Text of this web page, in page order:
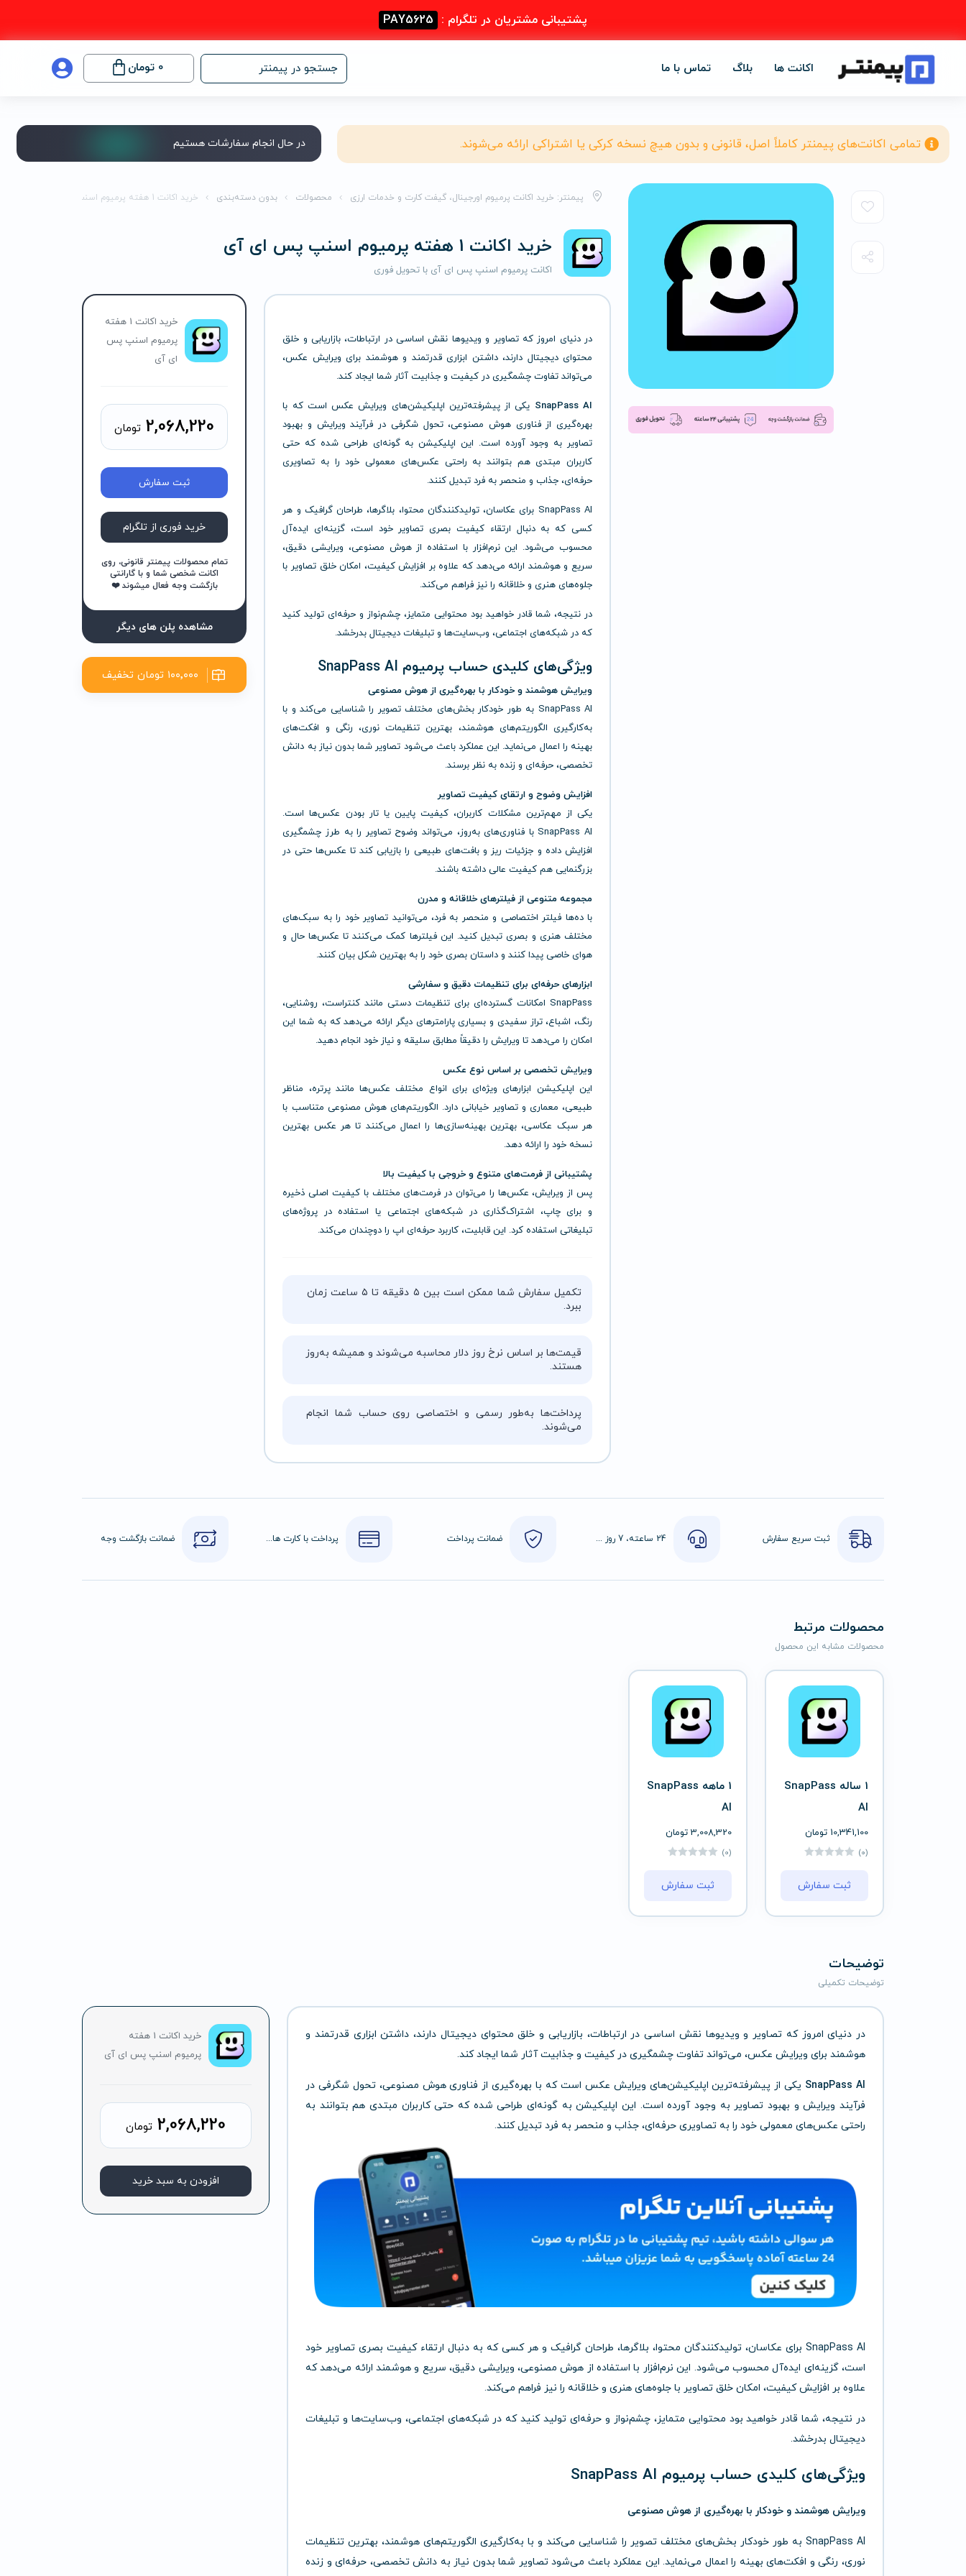
پشتیبانی مشتریان در تلگرام : PAY5625
اکانت ها بلاگ تماس با ما جستجو در پیمنتر 0 تومان
تمامی اکانت‌های پیمنتر کاملاً اصل، قانونی و بدون هیچ نسخه کرکی یا اشتراکی ارائه می‌شوند. در حال انجام سفارشات هستیم
پیمنتر: خرید اکانت پرمیوم اورجینال، گیفت کارت و خدمات ارزی محصولات بدون دسته‌بندی خرید اکانت 1 هفته پرمیوم اسنپ پس ای آی
خرید اکانت 1 هفته پرمیوم اسنپ پس ای آی
اکانت پرمیوم اسنپ پس ای آی با تحویل فوری
در دنیای امروز که تصاویر و ویدیوها نقش اساسی در ارتباطات، بازاریابی و خلق
محتوای دیجیتال دارند، داشتن ابزاری قدرتمند و هوشمند برای ویرایش عکس،
می‌تواند تفاوت چشمگیری در کیفیت و جذابیت آثار شما ایجاد کند.
SnapPass AI یکی از پیشرفته‌ترین اپلیکیشن‌های ویرایش عکس است که با
بهره‌گیری از فناوری هوش مصنوعی، تحول شگرفی در فرآیند ویرایش و بهبود
تصاویر به وجود آورده است. این اپلیکیشن به گونه‌ای طراحی شده که حتی
کاربران مبتدی هم بتوانند به راحتی عکس‌های معمولی خود را به تصاویری
حرفه‌ای، جذاب و منحصر به فرد تبدیل کنند.
SnapPass AI برای عکاسان، تولیدکنندگان محتوا، بلاگرها، طراحان گرافیک و هر
کسی که به دنبال ارتقاء کیفیت بصری تصاویر خود است، گزینه‌ای ایده‌آل
محسوب می‌شود. این نرم‌افزار با استفاده از هوش مصنوعی، ویرایشی دقیق،
سریع و هوشمند ارائه می‌دهد که علاوه بر افزایش کیفیت، امکان خلق تصاویر با
جلوه‌های هنری و خلاقانه را نیز فراهم می‌کند.
در نتیجه، شما قادر خواهید بود محتوایی متمایز، چشم‌نواز و حرفه‌ای تولید کنید
که در شبکه‌های اجتماعی، وب‌سایت‌ها و تبلیغات دیجیتال بدرخشد.
ویژگی‌های کلیدی حساب پرمیوم SnapPass AI
ویرایش هوشمند و خودکار با بهره‌گیری از هوش مصنوعی
SnapPass AI به طور خودکار بخش‌های مختلف تصویر را شناسایی می‌کند و با
به‌کارگیری الگوریتم‌های هوشمند، بهترین تنظیمات نوری، رنگی و افکت‌های
بهینه را اعمال می‌نماید. این عملکرد باعث می‌شود تصاویر شما بدون نیاز به دانش
تخصصی، حرفه‌ای و زنده به نظر برسند.
افزایش وضوح و ارتقای کیفیت تصاویر
یکی از مهم‌ترین مشکلات کاربران، کیفیت پایین یا تار بودن عکس‌ها است.
SnapPass AI با فناوری‌های به‌روز، می‌تواند وضوح تصاویر را به طرز چشمگیری
افزایش داده و جزئیات ریز و بافت‌های طبیعی را بازیابی کند تا عکس‌ها حتی در
بزرگنمایی هم کیفیت عالی داشته باشند.
مجموعه متنوعی از فیلترهای خلاقانه و مدرن
با ده‌ها فیلتر اختصاصی و منحصر به فرد، می‌توانید تصاویر خود را به سبک‌های
مختلف هنری و بصری تبدیل کنید. این فیلترها کمک می‌کنند تا عکس‌ها حال و
هوای خاصی پیدا کنند و داستان بصری خود را به بهترین شکل بیان کنند.
ابزارهای حرفه‌ای برای تنظیمات دقیق و سفارشی
SnapPass امکانات گسترده‌ای برای تنظیمات دستی مانند کنتراست، روشنایی،
رنگ، اشباع، تراز سفیدی و بسیاری پارامترهای دیگر ارائه می‌دهد که به شما این
امکان را می‌دهد تا ویرایش را دقیقاً مطابق سلیقه و نیاز خود انجام دهید.
ویرایش تخصصی بر اساس نوع عکس
این اپلیکیشن ابزارهای ویژه‌ای برای انواع مختلف عکس‌ها مانند پرتره، مناظر
طبیعی، معماری و تصاویر خیابانی دارد. الگوریتم‌های هوش مصنوعی متناسب با
هر سبک عکاسی، بهترین بهینه‌سازی‌ها را اعمال می‌کنند تا هر عکس بهترین
نسخه خود را ارائه دهد.
پشتیبانی از فرمت‌های متنوع و خروجی با کیفیت بالا
پس از ویرایش، عکس‌ها را می‌توان در فرمت‌های مختلف با کیفیت اصلی ذخیره
و برای چاپ، اشتراک‌گذاری در شبکه‌های اجتماعی یا استفاده در پروژه‌های
تبلیغاتی استفاده کرد. این قابلیت، کاربرد حرفه‌ای اپ را دوچندان می‌کند.
تکمیل سفارش شما ممکن است بین ۵ دقیقه تا ۵ ساعت زمان
ببرد.
قیمت‌ها بر اساس نرخ روز دلار محاسبه می‌شوند و همیشه به‌روز
هستند.
پرداخت‌ها به‌طور رسمی و اختصاصی روی حساب شما انجام
می‌شوند.
خرید اکانت 1 هفته
پرمیوم اسنپ پس
ای آی
2,068,220 تومان
ثبت سفارش
خرید فوری از تلگرام
تمام محصولات پیمنتر قانونی، روی
اکانت شخصی شما و با گارانتی
بازگشت وجه فعال میشوند ❤️
مشاهده پلن های دیگر
۱۰۰٬۰۰۰ تومان تخفیف
ثبت سریع سفارش 24 ساعته، 7 روز هفته ضمانت پرداخت پرداخت با کارت های عضو شتاب ضمانت بازگشت وجه
محصولات مرتبط
محصولات مشابه این محصول
1 ساله SnapPass
AI
10,341,100 تومان
(0)
ثبت سفارش
1 ماهه SnapPass
AI
3,008,320 تومان
(0)
ثبت سفارش
توضیحات
توضیحات تکمیلی
در دنیای امروز که تصاویر و ویدیوها نقش اساسی در ارتباطات، بازاریابی و خلق محتوای دیجیتال دارند، داشتن ابزاری قدرتمند و
هوشمند برای ویرایش عکس، می‌تواند تفاوت چشمگیری در کیفیت و جذابیت آثار شما ایجاد کند.
SnapPass AI یکی از پیشرفته‌ترین اپلیکیشن‌های ویرایش عکس است که با بهره‌گیری از فناوری هوش مصنوعی، تحول شگرفی در
فرآیند ویرایش و بهبود تصاویر به وجود آورده است. این اپلیکیشن به گونه‌ای طراحی شده که حتی کاربران مبتدی هم بتوانند به
راحتی عکس‌های معمولی خود را به تصاویری حرفه‌ای، جذاب و منحصر به فرد تبدیل کنند.
SnapPass AI برای عکاسان، تولیدکنندگان محتوا، بلاگرها، طراحان گرافیک و هر کسی که به دنبال ارتقاء کیفیت بصری تصاویر خود
است، گزینه‌ای ایده‌آل محسوب می‌شود. این نرم‌افزار با استفاده از هوش مصنوعی، ویرایشی دقیق، سریع و هوشمند ارائه می‌دهد که
علاوه بر افزایش کیفیت، امکان خلق تصاویر با جلوه‌های هنری و خلاقانه را نیز فراهم می‌کند.
در نتیجه، شما قادر خواهید بود محتوایی متمایز، چشم‌نواز و حرفه‌ای تولید کنید که در شبکه‌های اجتماعی، وب‌سایت‌ها و تبلیغات
دیجیتال بدرخشد.
ویژگی‌های کلیدی حساب پرمیوم SnapPass AI
ویرایش هوشمند و خودکار با بهره‌گیری از هوش مصنوعی
SnapPass AI به طور خودکار بخش‌های مختلف تصویر را شناسایی می‌کند و با به‌کارگیری الگوریتم‌های هوشمند، بهترین تنظیمات
نوری، رنگی و افکت‌های بهینه را اعمال می‌نماید. این عملکرد باعث می‌شود تصاویر شما بدون نیاز به دانش تخصصی، حرفه‌ای و زنده
خرید اکانت 1 هفته
پرمیوم اسنپ پس ای آی
2,068,220 تومان
افزودن به سبد خرید